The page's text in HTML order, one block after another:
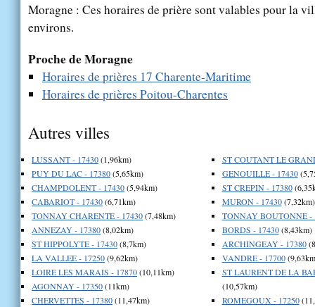
Moragne : Ces horaires de prière sont valables pour la
environs.
Proche de Moragne
Horaires de prières 17 Charente-Maritime
Horaires de prières Poitou-Charentes
Autres villes
LUSSANT - 17430(1,96km)
PUY DU LAC - 17380(5,65km)
CHAMPDOLENT - 17430(5,94km)
CABARIOT - 17430(6,71km)
TONNAY CHARENTE - 17430(7,48km)
ANNEZAY - 17380(8,02km)
ST HIPPOLYTE - 17430(8,7km)
LA VALLEE - 17250(9,62km)
LOIRE LES MARAIS - 17870(10,11km)
AGONNAY - 17350(11km)
CHERVETTES - 17380(11,47km)
ST COUTANT LE
GENOUILLE - 17430
ST CREPIN - 17380
MURON - 17430(7,32km)
TONNAY BOUTONNE -
BORDS - 17430(8,43km)
ARCHINGEAY - 17380
VANDRE - 17700
ST LAURENT DE LA
(10,57km)
ROMEGOUX - 17250